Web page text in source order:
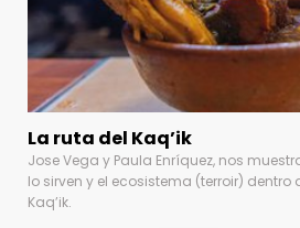
La ruta del Kaq’ik
Jose Vega y Paula Enríquez, nos
lo sirven y el ecosistema (terroir) dentro
Kaq’ik.